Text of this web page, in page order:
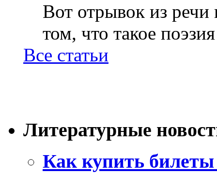
Вот отрывок из
том, что такое
Все статьи
Литературные
Как купить билеты